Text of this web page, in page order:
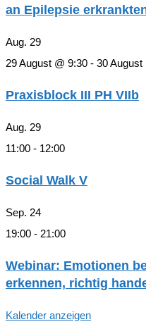
an Epilepsie
Aug. 29
29 August @ 9:30 - 30 August
Praxisblock III PH VIIb
Aug. 29
11:00 - 12:00
Social Walk V
Sep. 24
19:00 - 21:00
Webinar: Emotionen
erkennen, richtig
Kalender anzeigen